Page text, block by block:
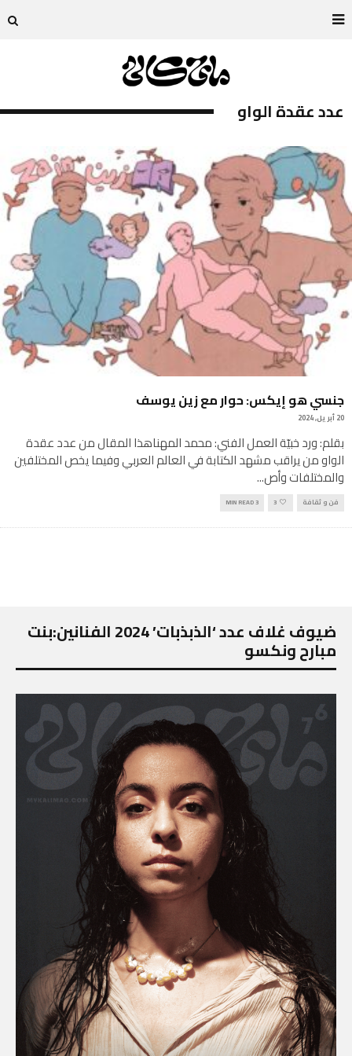
عدد عقدة الواو
جنسي هو إيكس: حوار مع زين يوسف
20 أبريل, 2024
بقلم: ورد خبيّة العمل الفني: محمد المهناهذا المقال من عدد عقدة
الواو من يراقب مشهد الكتابة في العالم العربي وفيما يخص المختلفين
والمختلفات وأص...
فن و ثقافة 3
3 MIN READ
ضيوف غلاف عدد ‘الذبذبات’ 2024 الفنانين:بنت
مبارح ونكسو